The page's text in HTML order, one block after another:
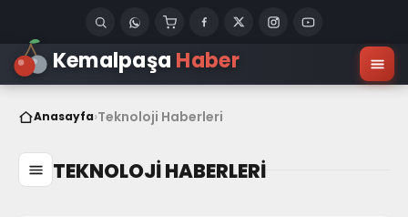
Kemalpaşa Haber
Anasayfa›Teknoloji Haberleri
TEKNOLOJI HABERLERI